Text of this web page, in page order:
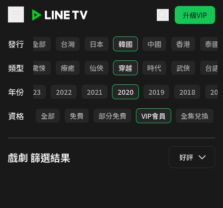
升級VIP
發行 全部 台灣 日本 韓國 中國 香港 泰國
類型
奇幻 驚悚 療癒 仙俠 穿越 時代 武俠 台語
年份 2023 2022 2021 2020 2019 2018
資格 全部 免費 部分免費 VIP會員 全集兌換
戲劇 篩選結果 好評